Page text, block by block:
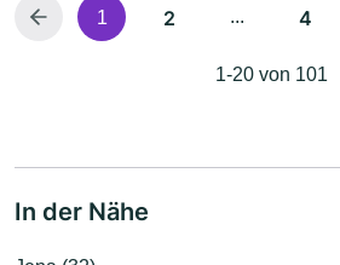
1 2 ... 4
1-20 von 101
In der Nähe